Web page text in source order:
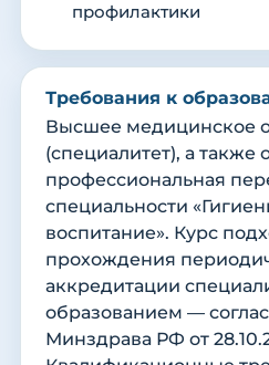
профилактики
Требования к
Высшее медицинское
(специалитет), а также
профессиональная
специальности
воспитание». Курс
прохождения
аккредитации
образованием —
Минздрава РФ от